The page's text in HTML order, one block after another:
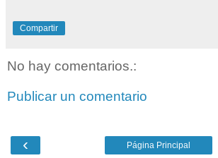
Compartir
No hay comentarios.:
Publicar un comentario
‹ Página Principal